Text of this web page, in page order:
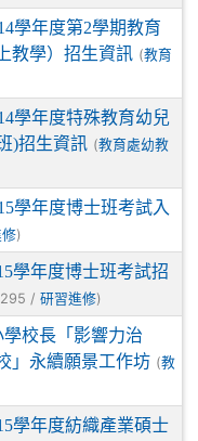
學年度第2學期教育
教學）招生資訊 (教育
學年度特殊教育幼兒
)招生資訊 (教育處幼教
學年度博士班考試入
修)
學年度博士班考試招
/ 研習進修)
學校長「影響力治
」永續願景工作坊 (教
學年度紡織產業碩士